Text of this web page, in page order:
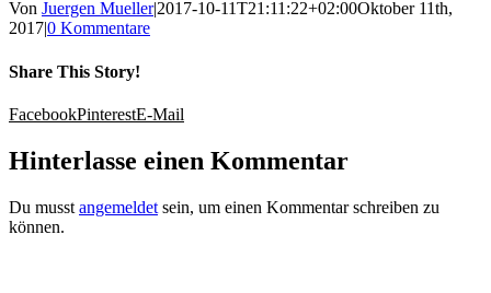
Von Juergen Mueller|2017-10-11T21:11:22+02:00Oktober 11th,
2017|0 Kommentare
Share This Story!
FacebookPinterestE-Mail
Hinterlasse einen Kommentar
Du musst angemeldet sein, um einen Kommentar schreiben zu
können.